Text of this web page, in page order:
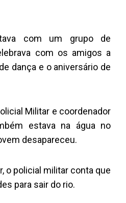
com um grupo de
com os amigos a
dança e o aniversário de
Militar e coordenador
estava na água no
desapareceu.
o policial militar conta que
para sair do rio.